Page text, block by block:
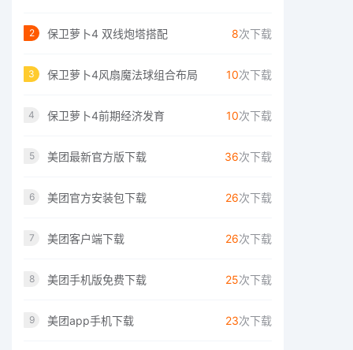
2 保卫萝卜4 双线炮塔搭配 8次下载
3 保卫萝卜4风扇魔法球组合布局 10次下载
4 保卫萝卜4前期经济发育 10次下载
5 美团最新官方版下载 36次下载
6 美团官方安装包下载 26次下载
7 美团客户端下载 26次下载
8 美团手机版免费下载 25次下载
9 美团app手机下载 23次下载